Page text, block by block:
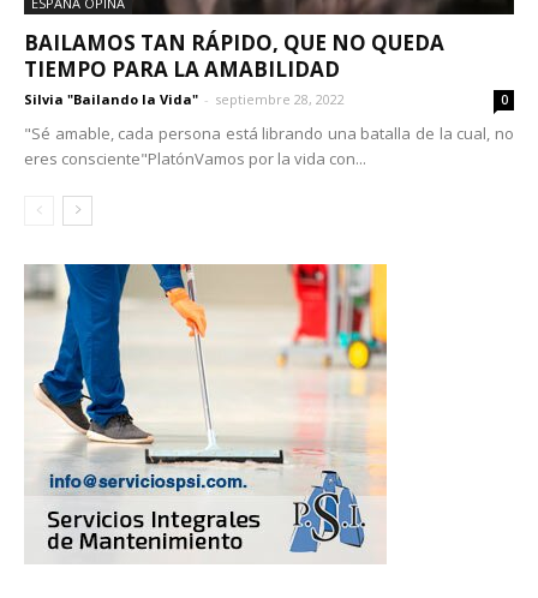
BAILAMOS TAN RÁPIDO, QUE NO QUEDA
TIEMPO PARA LA AMABILIDAD
Silvia "Bailando la Vida" - septiembre 28, 2022 0
"Sé amable, cada persona está librando una batalla de la cual, no
eres consciente"PlatónVamos por la vida con...